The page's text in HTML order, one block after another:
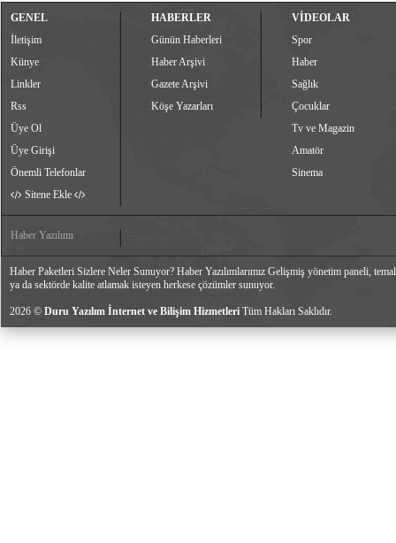
GENEL
İletişim
Künye
Linkler
Rss
Üye Ol
Üye Girişi
Önemli Telefonlar
Sitene Ekle
HABERLER
Günün Haberleri
Haber Arşivi
Gazete Arşivi
Köşe Yazarları
VİDEOLAR
Spor
Haber
Sağlık
Çocuklar
Tv ve Magazin
Amatör
Sinema
Haber Yazılımı
Haber Paketleri Sizlere Neler Sunuyor? Haber Yazılımlarımız Gelişmiş yönetim paneli,
ya da sektörde kalite atlamak isteyen herkese çözümler sunuyor.
2026 © Duru Yazılım İnternet ve Bilişim Hizmetleri Tüm Hakları Saklıdır.